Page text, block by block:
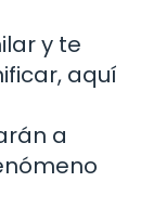
y te
aquí
a